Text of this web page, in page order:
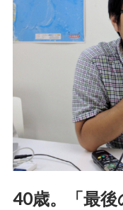
40歳。「最後